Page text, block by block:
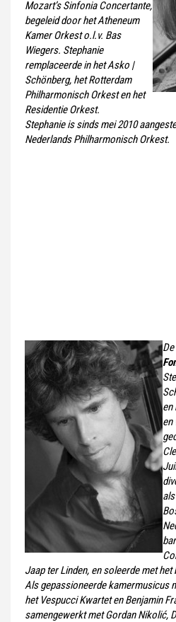
Mozart’s Sinfonia Concertante,
begeleid door het Atheneum
Kamer Orkest o.l.v. Bas
Wiegers. Stephanie
remplaceerde in het Asko |
Schönberg, het Rotterdam
Philharmonisch Orkest en het
Residentie Orkest.
Stephanie is sinds mei 2010
Nederlands Philharmonisch Orkest.
en
en
Jaap ter Linden, en soleerde met
Als gepassioneerde kamermusicus
het Vespucci Kwartet en Benjamin
samengewerkt met Gordan Nikolić,